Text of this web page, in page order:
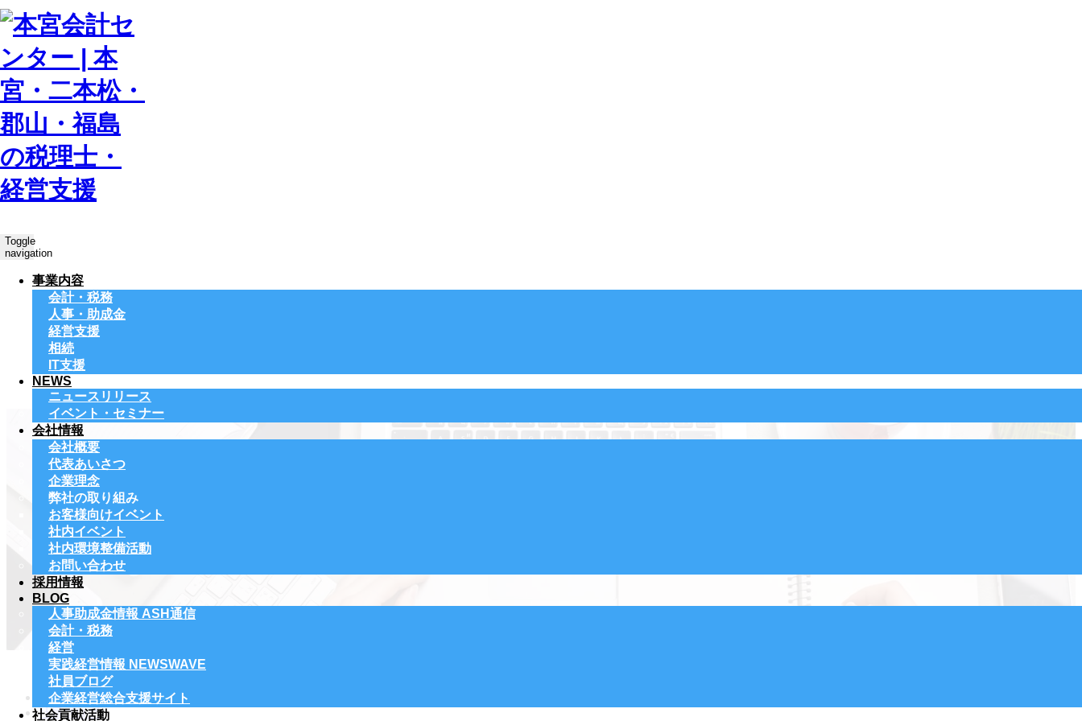
Toggle
navigation
事業内容
会計・税務
人事・助成金
経営支援
相続
IT支援
NEWS
ニュースリリース
イベント・セミナー
会社情報
会社概要
代表あいさつ
企業理念
弊社の取り組み
お客様向けイベント
社内イベント
社内環境整備活動
お問い合わせ
採用情報
BLOG
人事助成金情報 ASH通信
会計・税務
経営
実践経営情報 NEWSWAVE
社員ブログ
企業経営総合支援サイト
社会貢献活動
ホーム
社員ブログ